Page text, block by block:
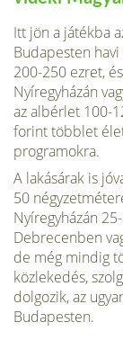
Itt jön a játékba
Budapesten
200-250 ezret,
Nyíregyházán
az albérlet 100-
forint többlet
programokra.
A lakásárak is
50
Nyíregyházán
Debrecenben
de még mindig
közlekedés,
dolgozik, az
Budapesten.